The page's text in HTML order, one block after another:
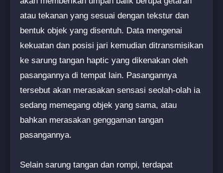
atau tekanan yang sesuai dengan tekstur dan
bentuk objek yang disentuh. Data mengenai
kekuatan dan posisi jari kemudian ditransmisikan
ke sarung tangan haptic yang dikenakan oleh
pasangannya di tempat lain. Pasangannya
tersebut akan merasakan sensasi seolah-olah ia
sedang memegang objek yang sama, atau
bahkan merasakan genggaman tangan
pasangannya.
Selain sarung tangan dan rompi, terdapat